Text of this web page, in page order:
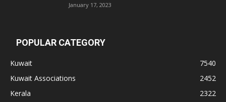
January 17, 2023
POPULAR CATEGORY
Kuwait
7540
Kuwait Associations
2452
Kerala
2322